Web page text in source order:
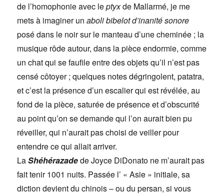
de l’homophonie avec leptyxde Mallarmé, je me
mets à imaginer unaboli bibelot d’inanité sonore
posé dans le noir sur le manteau d’une cheminée ; la
musique rôde autour, dans la pièce endormie, comme
un chat qui se faufile entre des objets qu’il n’est pas
censé côtoyer ; quelques notes dégringolent, patatra,
et c’est la présence d’un escalier qui est révélée, au
fond de la pièce, saturée de présence et d’obscurité
au point qu’on se demande qui l’on aurait bien pu
réveiller, qui n’aurait pas choisi de veiller pour
entendre ce qui allait arriver.
LaShéhérazadede Joyce DiDonato ne m’aurait pas
fait tenir 1001 nuits. Passée l’ « Asie » initiale, sa
diction devient du chinois – ou du persan, si vous